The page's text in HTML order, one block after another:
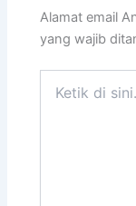
Alamat email
yang wajib